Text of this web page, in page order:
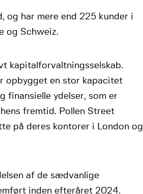
og har mere end 225 kunder i
og Schweiz.
kapitalforvaltningsselskab.
opbygget en stor kapacitet
finansielle ydelser, som er
fremtid. Pollen Street
på deres kontorer i London og
af de sædvanlige
inden efteråret 2024.